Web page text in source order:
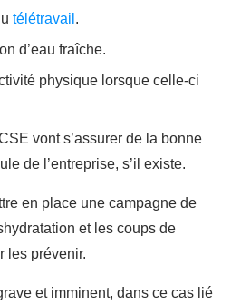
télétravail .
d’eau fraîche.
physique lorsque celle-ci
vont s’assurer de la bonne
de l’entreprise, s’il existe.
en place une campagne de
et les coups de
les prévenir.
et imminent, dans ce cas lié